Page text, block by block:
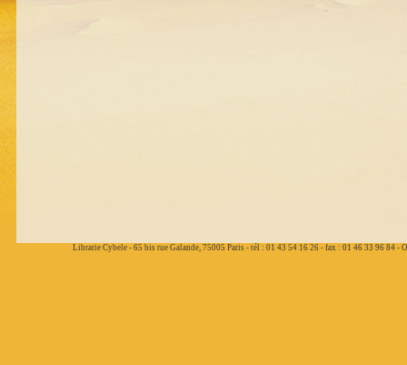
Librarie Cybele - 65 bis rue Galande, 75005 Paris - tél : 01 43 54 16 26 - fax : 01 46 33 96 84